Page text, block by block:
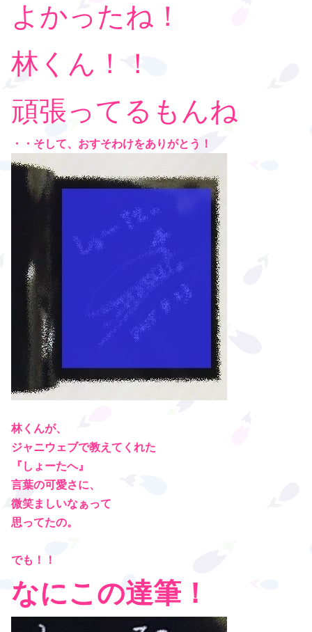
よかったね！
林くん！！
頑張ってるもんね
・・そして、おすそわけをありがとう！
林くんが、
ジャニウェブで教えてくれた
『しょーたへ』
言葉の可愛さに、
微笑ましいなぁって
思ってたの。
でも！！
なにこの達筆！